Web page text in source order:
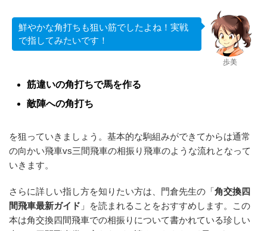
歩美
鮮やかな角打ちも狙い筋でしたよね！実戦
で指してみたいです！
筋違いの角打ちで馬を作る
敵陣への角打ち
を狙っていきましょう。基本的な駒組みができてからは通常
の向かい飛車vs三間飛車の相振り飛車のような流れとなって
いきます。
さらに詳しい指し方を知りたい方は、門倉先生の「 角交換四
間飛車最新ガイド 」を読まれることをおすすめします。この
本は角交換四間飛車での相振りについて書かれている珍しい